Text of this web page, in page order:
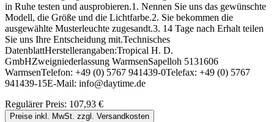
in Ruhe testen und ausprobieren.1. Nennen Sie uns das gewünschte
Modell, die Größe und die Lichtfarbe.2. Sie bekommen die
ausgewählte Musterleuchte zugesandt.3. 14 Tage nach Erhalt teilen
Sie uns Ihre Entscheidung mit.Technisches
DatenblattHerstellerangaben:Tropical H. D.
GmbHZweigniederlassung WarmsenSapelloh 5131606
WarmsenTelefon: +49 (0) 5767 941439-0Telefax: +49 (0) 5767
941439-15E-Mail: info@daytime.de
Regulärer Preis: 107,93 €
Preise inkl. MwSt. zzgl. Versandkosten